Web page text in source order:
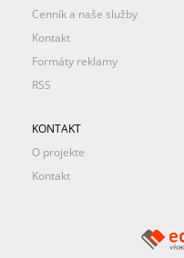
Cenník a naše služby
Kontakt
Formáty reklamy
RSS
KONTAKT
O projekte
Kontakt